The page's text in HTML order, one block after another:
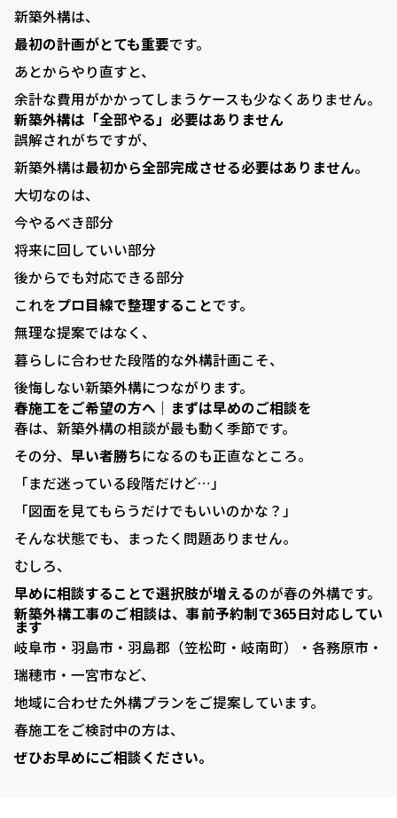
新築外構は、
最初の計画がとても重要です。
あとからやり直すと、
余計な費用がかかってしまうケースも少なくありません。
新築外構は「全部やる」必要はありません
誤解されがちですが、
新築外構は最初から全部完成させる必要はありません。
大切なのは、
今やるべき部分
将来に回していい部分
後からでも対応できる部分
これをプロ目線で整理することです。
無理な提案ではなく、
暮らしに合わせた段階的な外構計画こそ、
後悔しない新築外構につながります。
春施工をご希望の方へ｜まずは早めのご相談を
春は、新築外構の相談が最も動く季節です。
その分、 早い者勝ちになるのも正直なところ。
「まだ迷っている段階だけど…」
「図面を見てもらうだけでもいいのかな？」
そんな状態でも、まったく問題ありません。
むしろ、
早めに相談することで選択肢が増えるのが春の外構です。
新築外構工事のご相談は、事前予約制で365日対応してい
ます
岐阜市・羽島市・羽島郡（笠松町・岐南町）・各務原市・
瑞穂市・一宮市など、
地域に合わせた外構プランをご提案しています。
春施工をご検討中の方は、
ぜひお早めにご相談ください。